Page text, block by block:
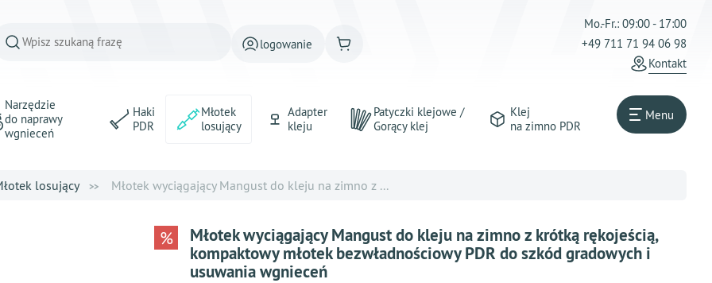
logowanie
Mo.-Fr.: 09:00 - 17:00
+49 711 71 94 06 98
Kontakt
Narzędzie
do naprawy
wgnieceń
Haki
PDR
Młotek
losujący
Adapter
kleju
Patyczki klejowe /
Gorący klej
Klej
na zimno PDR
Menu
losujący Młotek wyciągający Mangust do kleju na zimno z ...
%
Młotek wyciągający Mangust do kleju na zimno z krótką rękojeścią,
kompaktowy młotek bezwładnościowy PDR do szkód gradowych i
usuwania wgnieceń